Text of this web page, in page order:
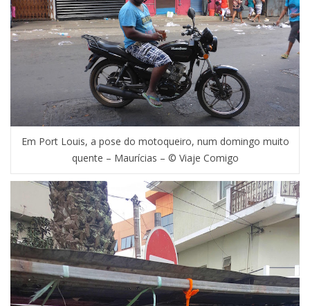
Em Port Louis, a pose do motoqueiro, num domingo muito
quente – Maurícias – © Viaje Comigo